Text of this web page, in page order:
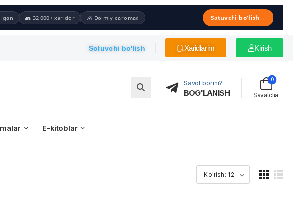
👥 32 000+ xaridor 💰 Doimiy daromad Sotuvchi bo'lish →
Sotuvchi bo'lish Xaridlarim Kirish
Savol bormi? :
BOG'LANISH Savatcha
0
E-kitoblar